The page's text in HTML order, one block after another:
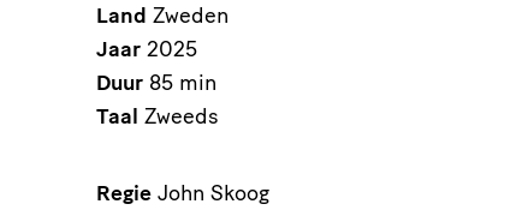
Land Zweden
Jaar 2025
Duur 85 min
Taal Zweeds
Regie John Skoog